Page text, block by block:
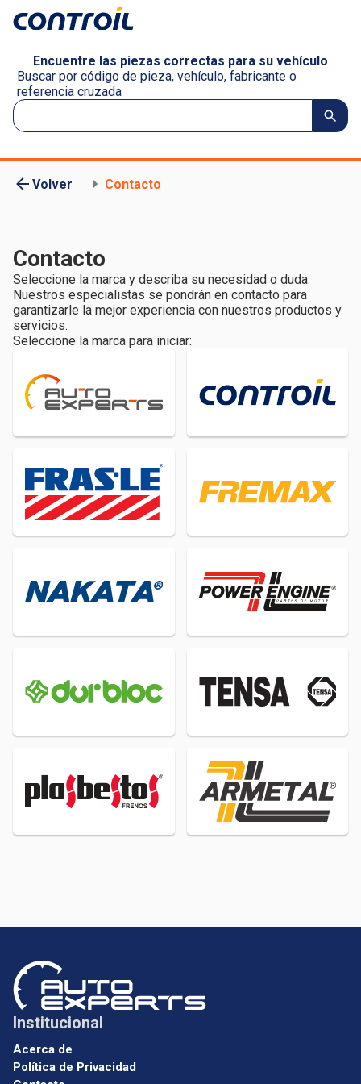
Encuentre las piezas correctas para su vehículo
Buscar por código de pieza, vehículo, fabricante o
referencia cruzada
Volver Contacto
Contacto
Seleccione la marca y describa su necesidad o duda.
Nuestros especialistas se pondrán en contacto para
garantizarle la mejor experiencia con nuestros productos y
servicios.
Seleccione la marca para iniciar:
Institucional
Acerca de
Política de Privacidad